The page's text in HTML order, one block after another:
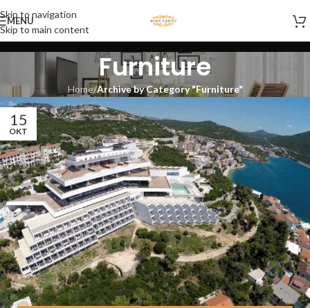
Skip to navigation
Skip to main content
MENU
Furniture
Home/Archive by Category "Furniture"
15
OKT